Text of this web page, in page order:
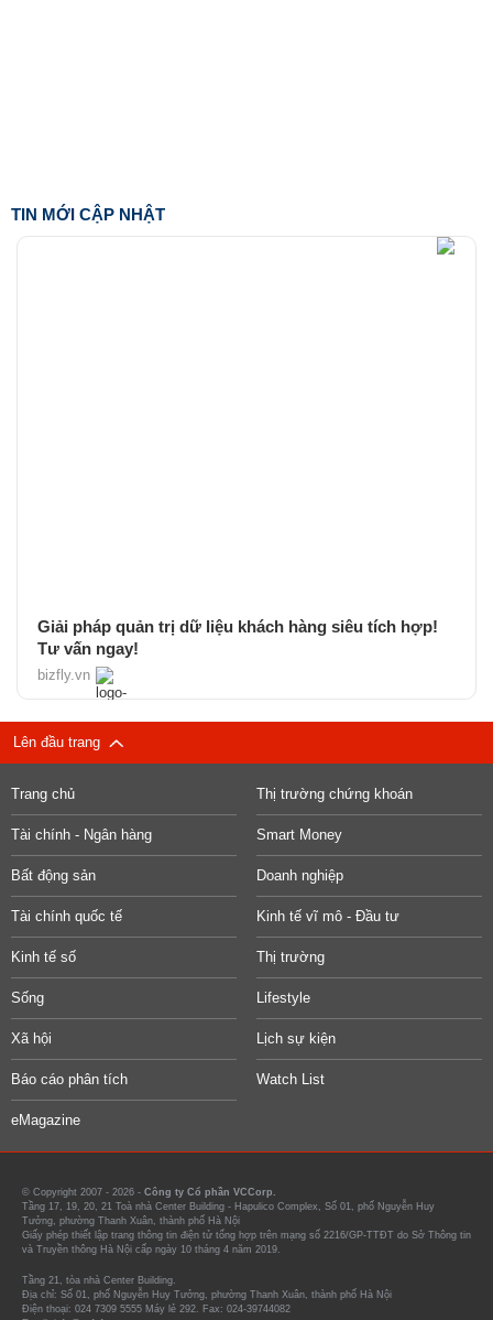
TIN MỚI CẬP NHẬT
Giải pháp quản trị dữ liệu khách hàng siêu tích hợp!
Tư vấn ngay!
bizfly.vn
Lên đầu trang
Trang chủ Thị trường chứng khoán
Tài chính - Ngân hàng Smart Money
Bất động sản Doanh nghiệp
Tài chính quốc tế Kinh tế vĩ mô - Đầu tư
Kinh tế số Thị trường
Sống Lifestyle
Xã hội Lịch sự kiện
Báo cáo phân tích Watch List
eMagazine
© Copyright 2007 - 2026 - Công ty Cổ phần VCCorp.
Tầng 17, 19, 20, 21 Toà nhà Center Building - Hapulico Complex, Số 01, phố Nguyễn Huy
Tưởng, phường Thanh Xuân, thành phố Hà Nội
Giấy phép thiết lập trang thông tin điện tử tổng hợp trên mạng số 2216/GP-TTĐT do Sở Thông tin
và Truyền thông Hà Nội cấp ngày 10 tháng 4 năm 2019.
Tầng 21, tòa nhà Center Building.
Địa chỉ: Số 01, phố Nguyễn Huy Tưởng, phường Thanh Xuân, thành phố Hà Nội
Điện thoại: 024 7309 5555 Máy lẻ 292. Fax: 024-39744082